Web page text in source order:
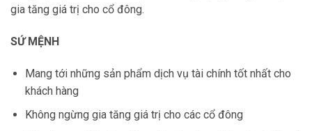
gia tăng giá trị cho cổ đông.
SỨ MỆNH
Mang tới những sản phẩm dịch vụ tài chính tốt nhất cho
khách hàng
Không ngừng gia tăng giá trị cho các cổ đông